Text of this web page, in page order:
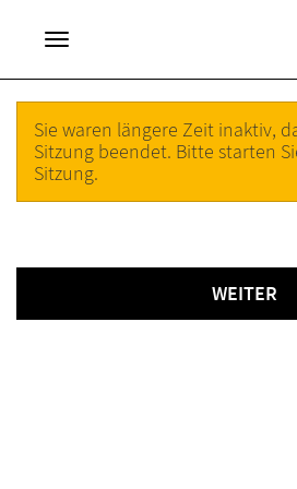
Sie waren längere Zeit inaktiv,
Sitzung beendet. Bitte starten
Sitzung.
WEITER